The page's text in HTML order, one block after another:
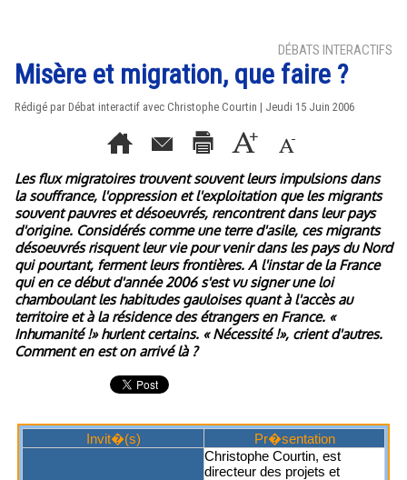
DÉBATS INTERACTIFS
Misère et migration, que faire ?
Rédigé par Débat interactif avec Christophe Courtin | Jeudi 15 Juin 2006
Les flux migratoires trouvent souvent leurs impulsions dans
la souffrance, l'oppression et l'exploitation que les migrants
souvent pauvres et désoeuvrés, rencontrent dans leur pays
d'origine. Considérés comme une terre d'asile, ces migrants
désoeuvrés risquent leur vie pour venir dans les pays du Nord
qui pourtant, ferment leurs frontières. A l'instar de la France
qui en ce début d'année 2006 s'est vu signer une loi
chamboulant les habitudes gauloises quant à l'accès au
territoire et à la résidence des étrangers en France. «
Inhumanité !» hurlent certains. « Nécessité !», crient d'autres.
Comment en est on arrivé là ?
Invit�(s) Pr�sentation
Christophe Courtin, est
directeur des projets et